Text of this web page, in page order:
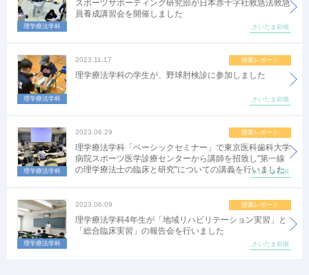
スポーツサポーティング研究部が日本赤十字社救急法救急
員養成講習会を開催しました
さいたま岩槻
理学療法学科
2023.11.17 授業レポート
理学療法学科の学生が、野球肘検診に参加しました
さいたま岩槻
理学療法学科
2023.06.29 授業レポート
理学療法学科「ベーシックセミナー」で東京医科歯科大学
病院スポーツ医学診療センターから講師を招致し"第一線
の理学療法士の臨床と研究"についての講義を行いました
さいたま岩槻
理学療法学科
2023.06.09 授業レポート
理学療法学科4年生が「地域リハビリテーション実習」と
「総合臨床実習」の報告会を行いました
さいたま岩槻
理学療法学科